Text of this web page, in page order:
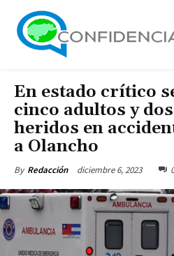
En estado crítico
cinco adultos y
heridos en
a Olancho
By Redacción diciembre 6, 2023 0